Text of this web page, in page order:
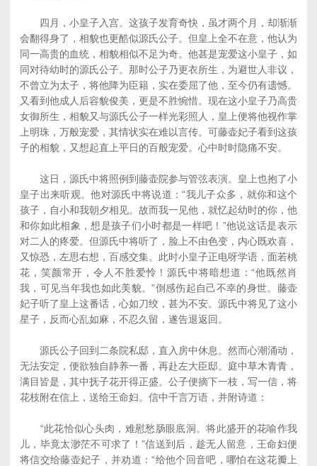
四月，小皇子入宫。这孩子发育奇快，虽才两个月，却渐渐
会翻得身了，相貌也更酷似源氏公子。但皇上全不在意，他认为
同一高贵的血统，相貌相似不足为奇。他甚是宠爱这小皇子，如
同对待幼时的源氏公子。那时公子乃更衣所生，为避世人非议，
不曾立为太子，将他降为臣籍，实在委屈了他，至今仍有遗憾。
又看到他成人后容貌俊美，更是不胜惋惜。现在这小皇子乃高贵
女御所生，相貌又与源氏公子一样光彩照人，皇上便将他视作掌
上明珠，万般宠爱，其情状实在难以言传。可藤壶妃子看到这孩
子的相貌，又想起直上平日的百般宠爱。心中时时隐痛不安。
这日，源氏中将照例到藤壶院参与管弦表演。皇上也抱了小
皇子出来听观。他对源氏中将说道：“我儿子众多，就你和这个
孩子，自小和我朝夕相见。故而我一见他，就忆起幼时的你，他
和你如此相象，想是孩子们小时都是一样吧！”他说这话是表示
对二人的疼爱。但源氏中将听了，脸上不由色变，内心既欢喜，
又惊恐，左思右想，百感交集。此时小皇子正电呀学语，面若桃
花，笑颜常开，令人不胜爱怜！源氏中将暗想道：“他既然肖
我，可见当年我也如此美貌。”倒感伤起自己不幸的身世。藤壶
妃子听了皇上这番话，心如刀绞，甚为不安。源氏中将见了这小
星子，反而心乱如麻，不忍久留，遂告退返回。
源氏公子回到二条院私邸，直入房中休息。然而心潮涌动，
无法安定，便欲独自静养一番，再赴左大臣邸。庭中草木青青，
满目皆是，其中抚子花开得正盛。公子便摘下一枝，写一信，将
花枝附在信上，送给王命妇。信中千言万语，并附诗道：
“此花恰似心头肉，难慰愁肠眼底洞。将此盛开的花喻作我
儿，毕竟太渺茫不可求了！”信送到后，趁无人留意，王命妇便
将信交给藤壶妃子，并劝道：“给他个回音吧，哪怕在这花瓣上